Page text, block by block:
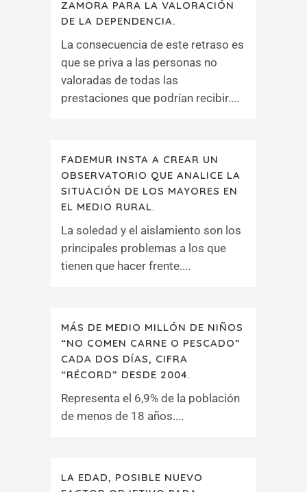
ZAMORA PARA LA VALORACIÓN
DE LA DEPENDENCIA.
La consecuencia de este retraso es
que se priva a las personas no
valoradas de todas las
prestaciones que podrían recibir....
FADEMUR INSTA A CREAR UN
OBSERVATORIO QUE ANALICE LA
SITUACIÓN DE LOS MAYORES EN
EL MEDIO RURAL.
La soledad y el aislamiento son los
principales problemas a los que
tienen que hacer frente....
MÁS DE MEDIO MILLÓN DE NIÑOS
“NO COMEN CARNE O PESCADO”
CADA DOS DÍAS, CIFRA
“RÉCORD” DESDE 2004.
Representa el 6,9% de la población
de menos de 18 años....
LA EDAD, POSIBLE NUEVO